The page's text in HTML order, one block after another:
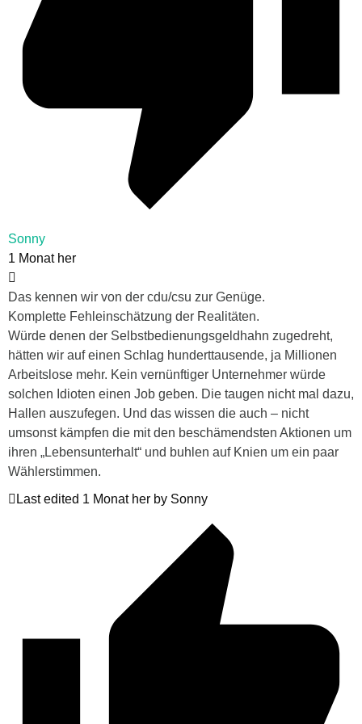
Sonny
1 Monat her
Das kennen wir von der cdu/csu zur Genüge.
Komplette Fehleinschätzung der Realitäten.
Würde denen der Selbstbedienungsgeldhahn zugedreht,
hätten wir auf einen Schlag hunderttausende, ja Millionen
Arbeitslose mehr. Kein vernünftiger Unternehmer würde
solchen Idioten einen Job geben. Die taugen nicht mal dazu,
Hallen auszufegen. Und das wissen die auch – nicht
umsonst kämpfen die mit den beschämendsten Aktionen um
ihren „Lebensunterhalt“ und buhlen auf Knien um ein paar
Wählerstimmen.
Last edited 1 Monat her by Sonny